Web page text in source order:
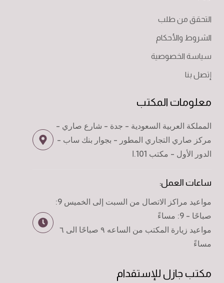
التحقق من طلب
الشروط والأحكام
سياسة الخصوصية
إتصل بنا
معلومات المكتب
المملكة العربية السعودية - جدة - شارع صاري -
مركز صاري التجاري المطور - بجوار بنك ساب -
الدور الأول - مكتب 101.ا
ساعات العمل:
مواعيد مراكز الاتصال من السبت إلى الخميس 9:
صباحًا - 9: مساءً
مواعيد زيارة المكتب من الساعه ٩ صباحًا الى ٦
مساءً
مكتب جازل للإستقدام